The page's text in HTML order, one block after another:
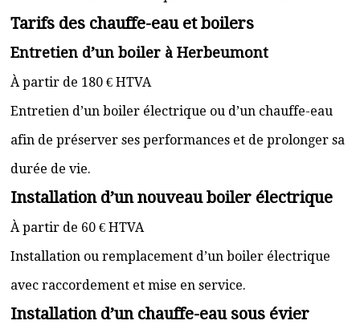
Tarifs des chauffe-eau et boilers
Entretien d’un boiler à Herbeumont
À partir de 180 € HTVA
Entretien d’un boiler électrique ou d’un chauffe-eau
afin de préserver ses performances et de prolonger sa
durée de vie.
Installation d’un nouveau boiler électrique
À partir de 60 € HTVA
Installation ou remplacement d’un boiler électrique
avec raccordement et mise en service.
Installation d’un chauffe-eau sous évier